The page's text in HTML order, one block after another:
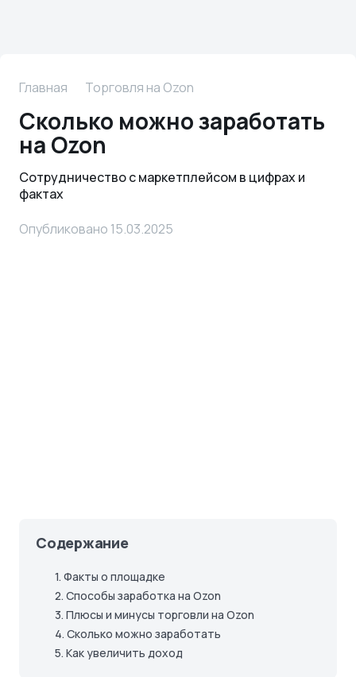
Главная Торговля на Ozon
Сколько можно заработать
на Ozon
Сотрудничество с маркетплейсом в цифрах и
фактах
Опубликовано 15.03.2025
Содержание
1. Факты о площадке
2. Способы заработка на Ozon
3. Плюсы и минусы торговли на Ozon
4. Сколько можно заработать
5. Как увеличить доход